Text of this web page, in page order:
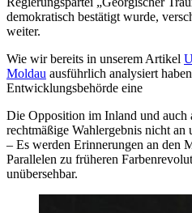
demokratisch bestätigt wurde,
weiter.
Wie wir bereits in unserem Artikel
Moldau ausführlich analysiert
Entwicklungsbehörde eine
Die Opposition im Inland und auch
rechtmäßige Wahlergebnis nicht
– Es werden Erinnerungen an den
Parallelen zu früheren
unübersehbar.